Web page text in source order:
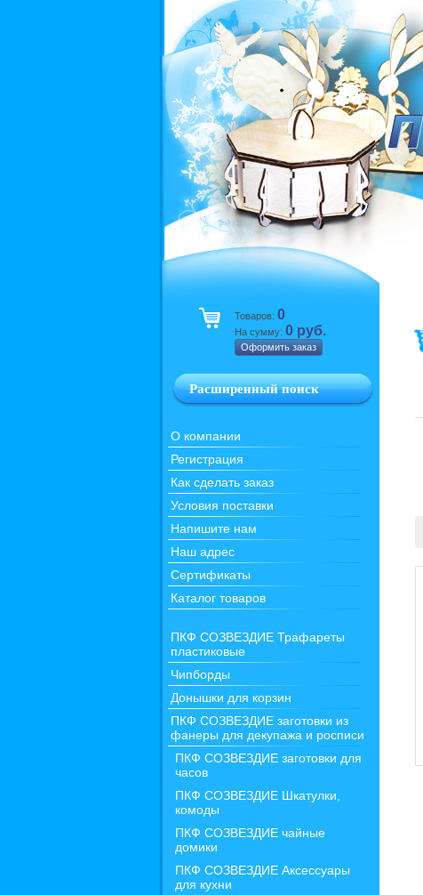
Товаров: 0
На сумму: 0 руб.
Оформить заказ
Расширенный поиск
О компании
Регистрация
Как сделать заказ
Условия поставки
Напишите нам
Наш адрес
Сертификаты
Каталог товаров
ПКФ СОЗВЕЗДИЕ Трафареты
пластиковые
Чипборды
Донышки для корзин
ПКФ СОЗВЕЗДИЕ заготовки из
фанеры для декупажа и росписи
ПКФ СОЗВЕЗДИЕ заготовки для
часов
ПКФ СОЗВЕЗДИЕ Шкатулки,
комоды
ПКФ СОЗВЕЗДИЕ чайные
домики
ПКФ СОЗВЕЗДИЕ Аксессуары
для кухни